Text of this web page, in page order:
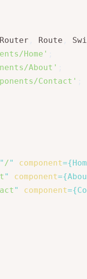
Route
Home'
About'
Contact'
" /" component={
" component={
" component={